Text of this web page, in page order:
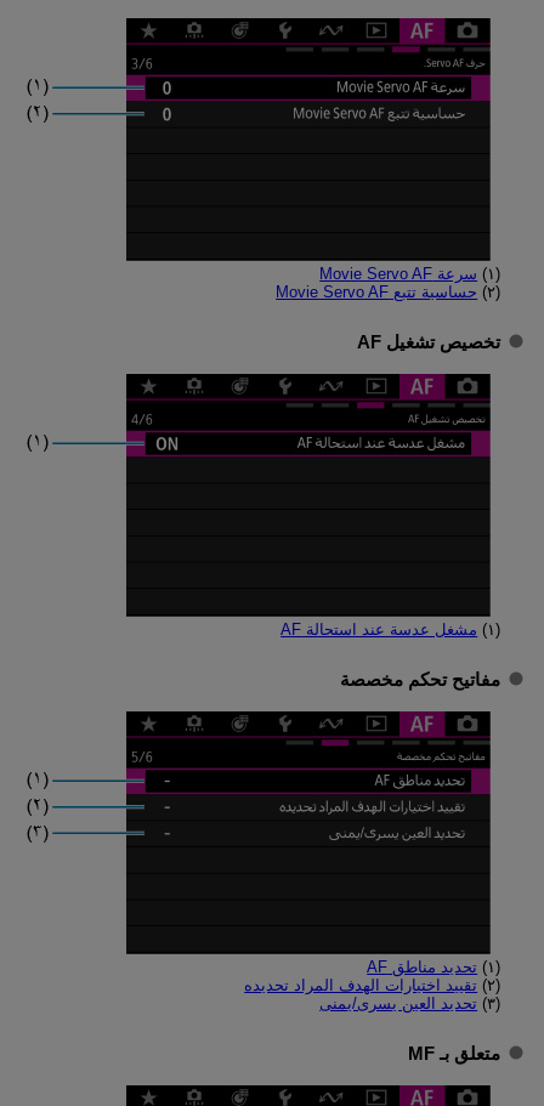
(١)
سرعة Movie Servo AF
(٢)
حساسية تتبع Movie Servo AF
تخصيص تشغيل AF
(١) مشغل عدسة عند استحالة AF
مفاتيح تحكم مخصصة
(١)
تحديد مناطق AF
(٢)
تقييد اختيارات الهدف المراد تحديده
(٣)
تحديد العين يسرى/يمنى
متعلق بـ MF